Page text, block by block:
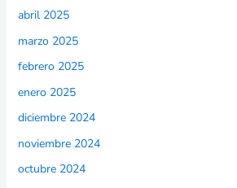
abril 2025
marzo 2025
febrero 2025
enero 2025
diciembre 2024
noviembre 2024
octubre 2024